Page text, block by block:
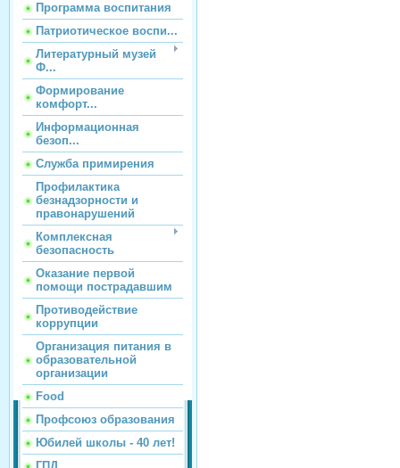
Программа воспитания
Патриотическое воспи...
Литературный музей
Ф...
Формирование
комфорт...
Информационная
безоп...
Служба примирения
Профилактика
безнадзорности и
правонарушений
Комплексная
безопасность
Оказание первой
помощи пострадавшим
Противодействие
коррупции
Организация питания в
образовательной
организации
Food
Профсоюз образования
Юбилей школы - 40 лет!